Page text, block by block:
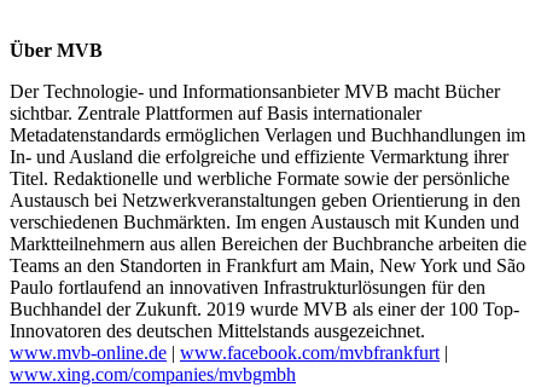
Über MVB
Der Technologie- und Informationsanbieter MVB macht Bücher
sichtbar. Zentrale Plattformen auf Basis internationaler
Metadatenstandards ermöglichen Verlagen und Buchhandlungen im
In- und Ausland die erfolgreiche und effiziente Vermarktung ihrer
Titel. Redaktionelle und werbliche Formate sowie der persönliche
Austausch bei Netzwerkveranstaltungen geben Orientierung in den
verschiedenen Buchmärkten. Im engen Austausch mit Kunden und
Marktteilnehmern aus allen Bereichen der Buchbranche arbeiten die
Teams an den Standorten in Frankfurt am Main, New York und São
Paulo fortlaufend an innovativen Infrastrukturlösungen für den
Buchhandel der Zukunft. 2019 wurde MVB als einer der 100 Top-
Innovatoren des deutschen Mittelstands ausgezeichnet.
www.mvb-online.de | www.facebook.com/mvbfrankfurt |
www.xing.com/companies/mvbgmbh